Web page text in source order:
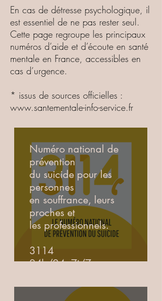
En cas de détresse psychologique, il
est essentiel de ne pas rester seul.
Cette page regroupe les principaux
numéros d’aide et d’écoute en santé
mentale en France, accessibles en
cas d’urgence.
* issus de sources officielles :
www.santementale-info-service.fr
Numéro national de
prévention
du suicide pour les
personnes
en souffrance, leurs
proches et
les professionnels.
3114
24h/24, 7j/7
confidentiels et gratuits